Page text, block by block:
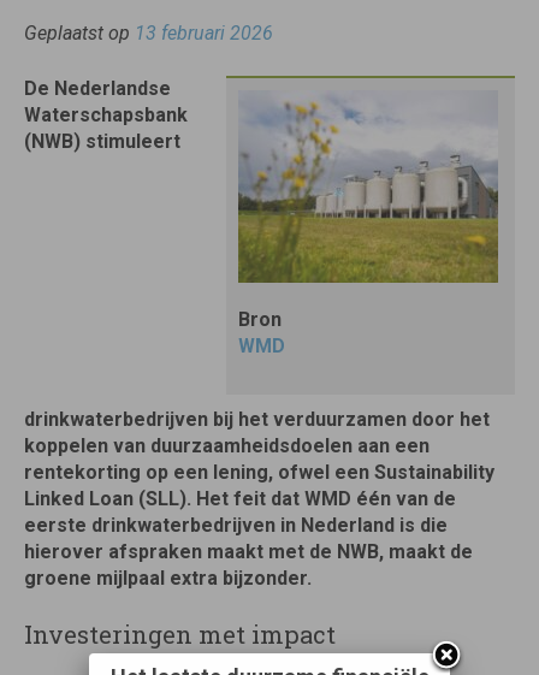
Geplaatst op 13 februari 2026
Bron
WMD
De Nederlandse
Waterschapsbank
(NWB) stimuleert
drinkwaterbedrijven bij het verduurzamen door het
koppelen van duurzaamheidsdoelen aan een
rentekorting op een lening, ofwel een Sustainability
Linked Loan (SLL). Het feit dat WMD één van de
eerste drinkwaterbedrijven in Nederland is die
hierover afspraken maakt met de NWB, maakt de
groene mijlpaal extra bijzonder.
Investeringen met impact